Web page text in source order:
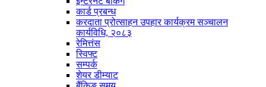
कार्ड प्रबन्ध
करदाता प्रोत्साहन उपहार कार्यक्रम सञ्चालन
कार्यविधि, २०८३
रेमित्तंस
स्विफ्ट
सम्पर्क
शेयर डीम्याट